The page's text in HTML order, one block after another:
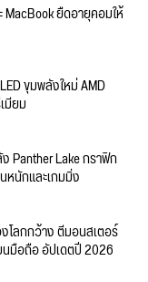
ยืดอายุคอมให้
ขุมพลังใหม่ AMD
มียม
Panther Lake กราฟิก
หนักและเกมมิ่ง
โลกกว้าง ตีมอนสเตอร์
มือถือ อัปเดตปี 2026